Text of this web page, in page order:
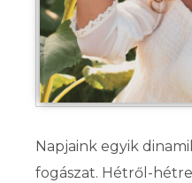
Napjaink egyik
fogászat. Hétről-